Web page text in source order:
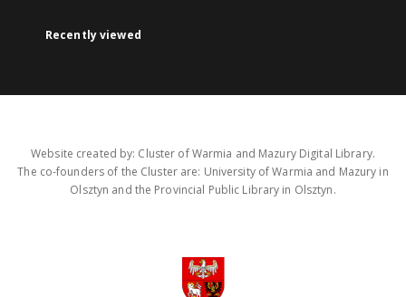
Recently viewed
Website created by: Cluster of Warmia and Mazury Digital Library.
The co-founders of the Cluster are: University of Warmia and Mazury in
Olsztyn and the Provincial Public Library in Olsztyn.